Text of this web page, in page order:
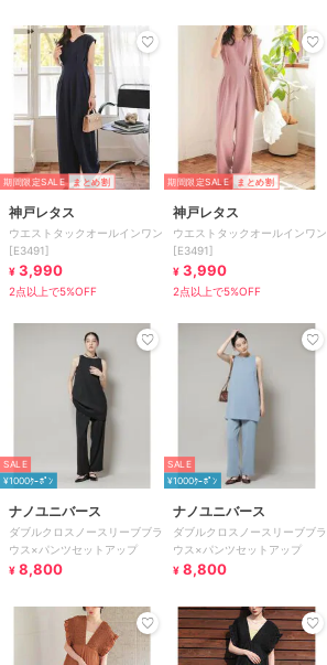
期間限定SALE まとめ割
神戸レタス
ウエストタックオールインワン
[E3491]
¥ 3,990
2点以上で5%OFF
期間限定SALE まとめ割
神戸レタス
ウエストタックオールインワン
[E3491]
¥ 3,990
2点以上で5%OFF
SALE
¥1000ｸｰﾎﾟﾝ
ナノユニバース
ダブルクロスノースリーブブラ
ウス×パンツセットアップ
¥ 8,800
SALE
¥1000ｸｰﾎﾟﾝ
ナノユニバース
ダブルクロスノースリーブブラ
ウス×パンツセットアップ
¥ 8,800